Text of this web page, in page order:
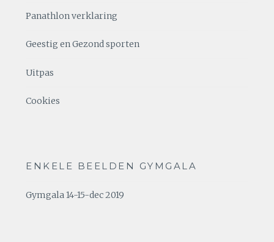
Panathlon verklaring
Geestig en Gezond sporten
Uitpas
Cookies
ENKELE BEELDEN GYMGALA
Gymgala 14-15-dec 2019